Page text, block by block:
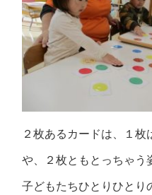
２枚あるカードは、１
や、２枚ともとっちゃう
子どもたちひとりひとり